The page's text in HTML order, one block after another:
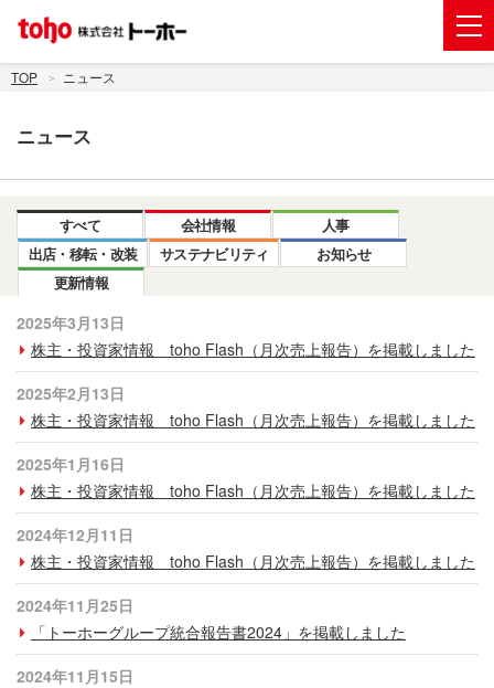
会社案内
株主・投資家情報
トーホーグループのサステナビリティ
ニュース
採用情報
お問い合わせ
電子公告
新規出店用地の募集
プライバシーポリシー
サイトご利用について
ソーシャルメディアポリシー
サイトマップ
TOP ニュース
ニュース
すべて 会社情報
人事
出店・移転・改装
サステナビリティ
お知らせ
更新情報
2025年3月13日
株主・投資家情報 toho Flash（月次売上報告）を掲載しました
2025年2月13日
株主・投資家情報 toho Flash（月次売上報告）を掲載しました
2025年1月16日
株主・投資家情報 toho Flash（月次売上報告）を掲載しました
2024年12月11日
株主・投資家情報 toho Flash（月次売上報告）を掲載しました
2024年11月25日
「トーホーグループ統合報告書2024」を掲載しました
2024年11月15日